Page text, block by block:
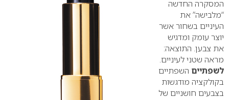
המסקרה החדשה
“מלבישה” את
העיניים בשחור אשר
יוצר עומק ומדגיש
את צבען. התוצאה:
מראה שטני לעיניים.
לשפתיים השפתיים
בקולקציה מודגשות
בצבעים חושניים של